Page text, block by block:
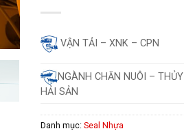
VẬN TẢI – XNK – CPN
NGÀNH CHĂN NUÔI – THỦY
HẢI SẢN
Danh mục: Seal Nhựa